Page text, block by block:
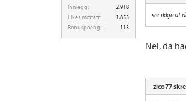
Innlegg:
2,918
Likes mottatt:
1,853
Bonuspoeng:
113
ser ikkje at
Nei, da
zico77